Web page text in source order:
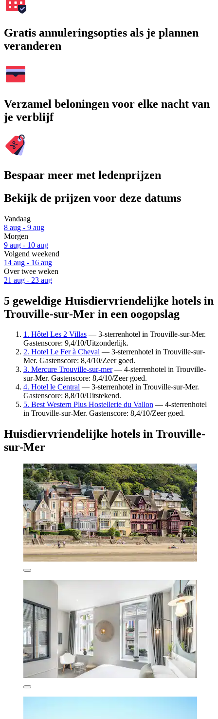
Gratis annuleringsopties als je plannen
veranderen
Verzamel beloningen voor elke nacht van
je verblijf
Bespaar meer met ledenprijzen
Bekijk de prijzen voor deze datums
Vandaag
8 aug - 9 aug
Morgen
9 aug - 10 aug
Volgend weekend
14 aug - 16 aug
Over twee weken
21 aug - 23 aug
5 geweldige Huisdiervriendelijke hotels in
Trouville-sur-Mer in een oogopslag
1. Hôtel Les 2 Villas — 3-sterrenhotel in Trouville-sur-Mer.
Gastenscore: 9,4/10/Uitzonderlijk.
2. Hotel Le Fer à Cheval — 3-sterrenhotel in Trouville-sur-
Mer. Gastenscore: 8,4/10/Zeer goed.
3. Mercure Trouville-sur-mer— 4-sterrenhotel in Trouville-
sur-Mer. Gastenscore: 8,4/10/Zeer goed.
4. Hotel le Central — 3-sterrenhotel in Trouville-sur-Mer.
Gastenscore: 8,8/10/Uitstekend.
5. Best Western Plus Hostellerie du Vallon — 4-sterrenhotel
in Trouville-sur-Mer. Gastenscore: 8,4/10/Zeer goed.
Huisdiervriendelijke hotels in Trouville-
sur-Mer